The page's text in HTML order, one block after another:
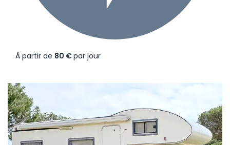
À partir de 80 €par jour